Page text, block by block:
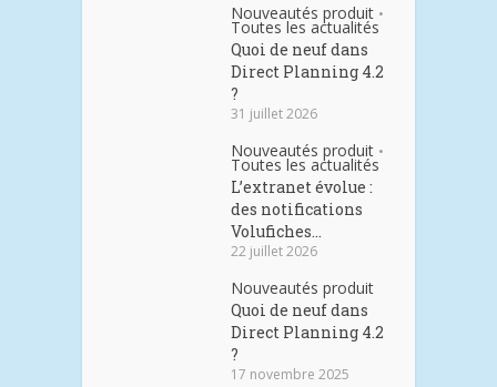
Nouveautés produit •
Toutes les actualités
Quoi de neuf dans
Direct Planning 4.2
?
31 juillet 2026
Nouveautés produit •
Toutes les actualités
L’extranet évolue :
des notifications
Volufiches...
22 juillet 2026
Nouveautés produit
Quoi de neuf dans
Direct Planning 4.2
?
17 novembre 2025